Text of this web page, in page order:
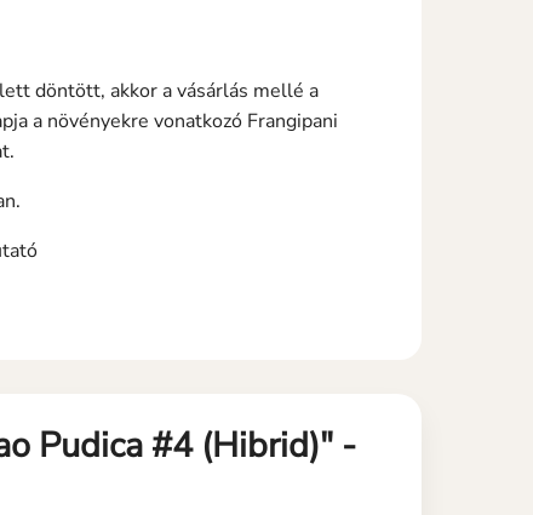
döntött, akkor a vásárlás mellé a
a növényekre vonatkozó Frangipani
Pudica #4 (Hibrid)" -